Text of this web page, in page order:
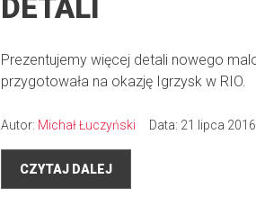
DETALI
Prezentujemy więcej detali nowego
przygotowała na okazję Igrzysk w RIO.
Autor: Michał Łuczyński Data: 21 lipca 2016
CZYTAJ DALEJ